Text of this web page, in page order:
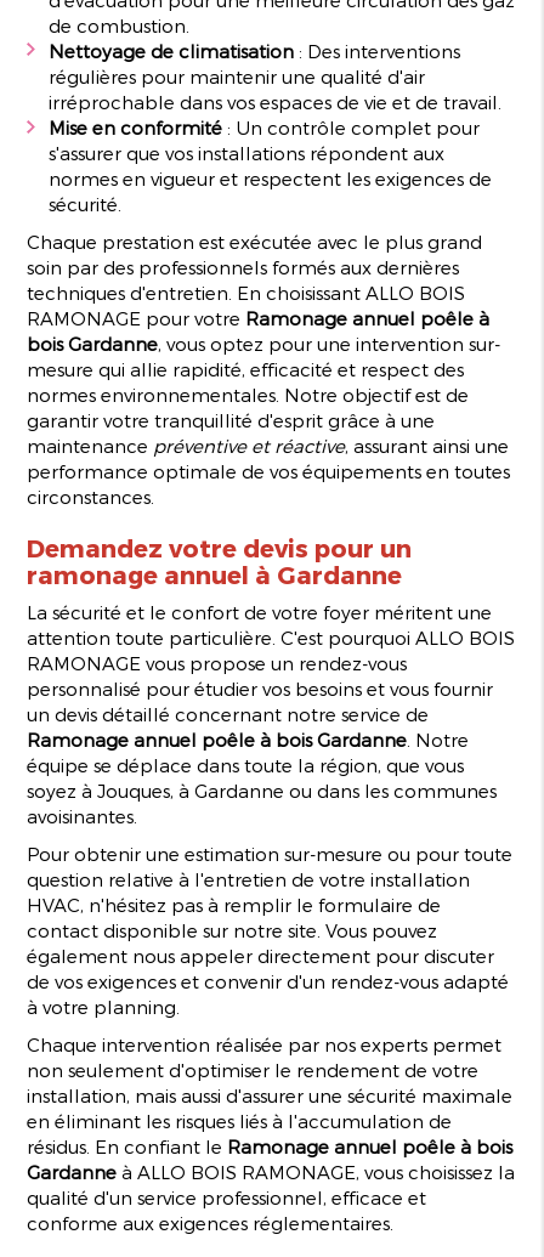
de combustion.
Nettoyage de climatisation : Des interventions
régulières pour maintenir une qualité d'air
irréprochable dans vos espaces de vie et de travail.
Mise en conformité : Un contrôle complet pour
s'assurer que vos installations répondent aux
normes en vigueur et respectent les exigences de
sécurité.
Chaque prestation est exécutée avec le plus grand
soin par des professionnels formés aux dernières
techniques d'entretien. En choisissant ALLO BOIS
RAMONAGE pour votre Ramonage annuel poêle à
bois Gardanne , vous optez pour une intervention sur-
mesure qui allie rapidité, efficacité et respect des
normes environnementales. Notre objectif est de
garantir votre tranquillité d'esprit grâce à une
maintenance préventive et réactive, assurant ainsi une
performance optimale de vos équipements en toutes
circonstances.
Demandez votre devis pour un
ramonage annuel à Gardanne
La sécurité et le confort de votre foyer méritent une
attention toute particulière. C'est pourquoi ALLO BOIS
RAMONAGE vous propose un rendez-vous
personnalisé pour étudier vos besoins et vous fournir
un devis détaillé concernant notre service de
Ramonage annuel poêle à bois Gardanne . Notre
équipe se déplace dans toute la région, que vous
soyez à Jouques, à Gardanne ou dans les communes
avoisinantes.
Pour obtenir une estimation sur-mesure ou pour toute
question relative à l'entretien de votre installation
HVAC, n'hésitez pas à remplir le formulaire de
contact disponible sur notre site. Vous pouvez
également nous appeler directement pour discuter
de vos exigences et convenir d'un rendez-vous adapté
à votre planning.
Chaque intervention réalisée par nos experts permet
non seulement d'optimiser le rendement de votre
installation, mais aussi d'assurer une sécurité maximale
en éliminant les risques liés à l'accumulation de
résidus. En confiant le Ramonage annuel poêle à bois
Gardanne à ALLO BOIS RAMONAGE, vous choisissez la
qualité d'un service professionnel, efficace et
conforme aux exigences réglementaires.